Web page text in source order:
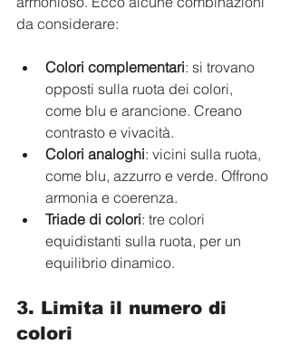
da considerare:
Colori complementari: si trovano
opposti sulla ruota dei colori,
come blu e arancione. Creano
contrasto e vivacità.
Colori analoghi: vicini sulla ruota,
come blu, azzurro e verde. Offrono
armonia e coerenza.
Triade di colori: tre colori
equidistanti sulla ruota, per un
equilibrio dinamico.
3. Limita il numero di
colori